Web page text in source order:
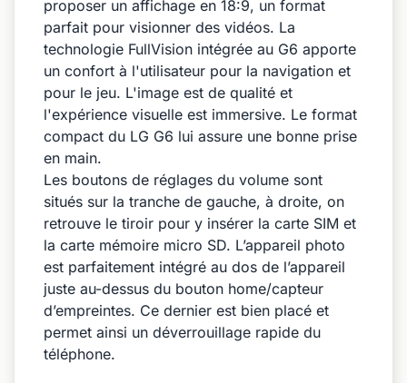
proposer un affichage en 18:9, un format
parfait pour visionner des vidéos. La
technologie FullVision intégrée au G6 apporte
un confort à l'utilisateur pour la navigation et
pour le jeu. L'image est de qualité et
l'expérience visuelle est immersive. Le format
compact du LG G6 lui assure une bonne prise
en main.
Les boutons de réglages du volume sont
situés sur la tranche de gauche, à droite, on
retrouve le tiroir pour y insérer la carte SIM et
la carte mémoire micro SD. L’appareil photo
est parfaitement intégré au dos de l’appareil
juste au-dessus du bouton home/capteur
d’empreintes. Ce dernier est bien placé et
permet ainsi un déverrouillage rapide du
téléphone.